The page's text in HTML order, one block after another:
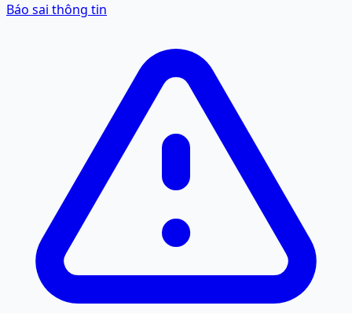
Báo sai thông tin